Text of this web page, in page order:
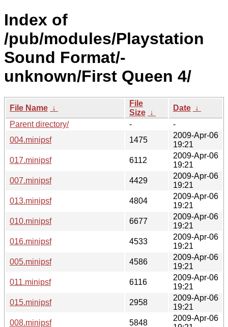
Index of
/pub/modules/Playstation
Sound Format/-
unknown/First Queen 4/
File Name ↓
File
Size ↓
Date ↓
Parent directory/
-
-
004.minipsf
1475
2009-Apr-06
19:21
017.minipsf
6112
2009-Apr-06
19:21
007.minipsf
4429
2009-Apr-06
19:21
013.minipsf
4804
2009-Apr-06
19:21
010.minipsf
6677
2009-Apr-06
19:21
016.minipsf
4533
2009-Apr-06
19:21
005.minipsf
4586
2009-Apr-06
19:21
011.minipsf
6116
2009-Apr-06
19:21
015.minipsf
2958
2009-Apr-06
19:21
008.minipsf
5848
2009-Apr-06